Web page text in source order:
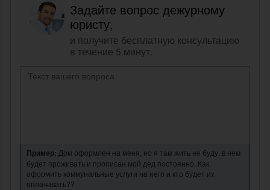
Задайте вопрос дежурному
юристу,
и получите бесплатную консультацию
в течение 5 минут.
Пример: Дом оформлен на меня, но я там жить не буду, в нем
будет проживать и прописан мой дед постоянно. Как
оформить коммунальные услуги на него и кто будет их
оплачивать??